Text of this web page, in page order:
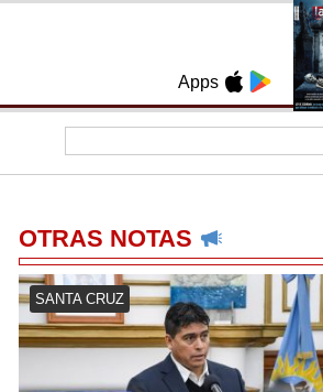
Apps
OTRAS NOTAS
SANTA CRUZ